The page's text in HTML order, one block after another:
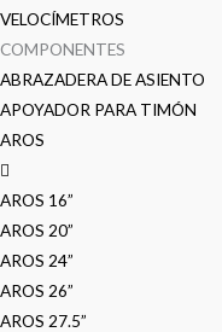
VELOCÍMETROS
COMPONENTES
ABRAZADERA DE ASIENTO
APOYADOR PARA TIMÓN
AROS
AROS 16”
AROS 20”
AROS 24”
AROS 26”
AROS 27.5”